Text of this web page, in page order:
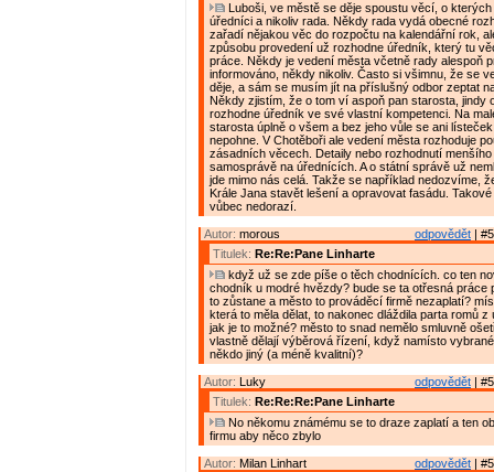
Luboši, ve městě se děje spoustu věcí, o
úředníci a nikoliv rada. Někdy rada vydá obecné
zařadí nějakou věc do rozpočtu na kalendářní rok,
způsobu provedení už rozhodne úředník, který tu
práce. Někdy je vedení města včetně rady alespoň
informováno, někdy nikoliv. Často si všimnu, že se
děje, a sám se musím jít na příslušný odbor zeptat
Někdy zjistím, že o tom ví aspoň pan starosta, jindy
rozhodne úředník ve své vlastní kompetenci. Na
starosta úplně o všem a bez jeho vůle se ani
nepohne. V Chotěboři ale vedení města rozhoduje
zásadních věcech. Detaily nebo rozhodnutí
samosprávě na úřednících. A o státní správě už
jde mimo nás celá. Takže se například nedozvíme,
Krále Jana stavět lešení a opravovat fasádu.
vůbec nedorazí.
odpovědět |
Autor: morous
Titulek: Re:Re:Pane Linharte
když už se zde píše o těch chodnících. co ten
chodník u modré hvězdy? bude se ta otřesná práce
to zůstane a město to prováděcí firmě nezaplatí?
která to měla dělat, to nakonec dláždila parta romů z
jak je to možné? město to snad nemělo smluvně
vlastně dělají výběrová řízení, když namísto
někdo jiný (a méně kvalitní)?
odpovědět |
Autor: Luky
Titulek: Re:Re:Re:Pane Linharte
No někomu známému se to draze zaplatí a ten
firmu aby něco zbylo
odpovědět |
Autor: Milan Linhart